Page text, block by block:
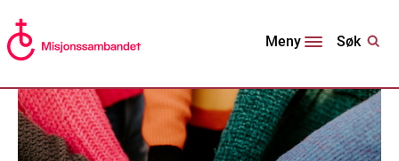
Meny Søk